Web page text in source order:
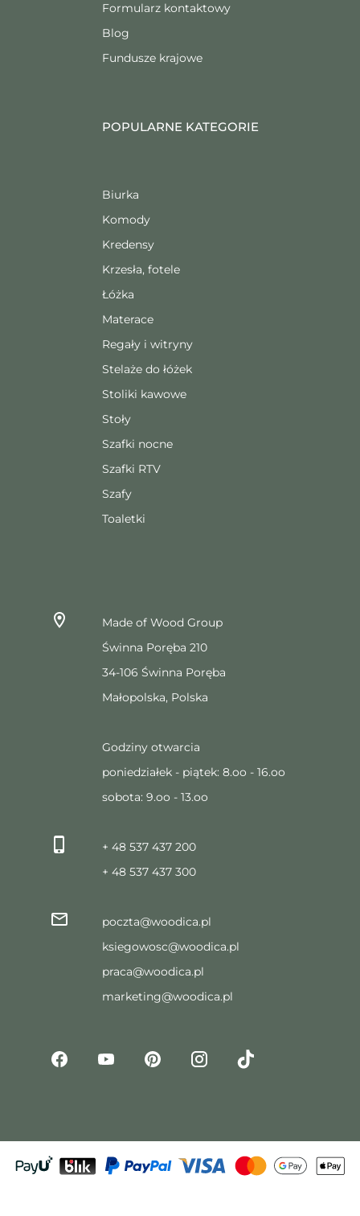
Formularz kontaktowy
Blog
Fundusze krajowe
POPULARNE KATEGORIE
Biurka
Komody
Kredensy
Krzesła, fotele
Łóżka
Materace
Regały i witryny
Stelaże do łóżek
Stoliki kawowe
Stoły
Szafki nocne
Szafki RTV
Szafy
Toaletki
Made of Wood Group
Świnna Poręba 210
34-106 Świnna Poręba
Małopolska, Polska
Godziny otwarcia
poniedziałek - piątek: 8.oo - 16.oo
sobota: 9.oo - 13.oo
+ 48 537 437 200
+ 48 537 437 300
poczta@woodica.pl
ksiegowosc@woodica.pl
praca@woodica.pl
marketing@woodica.pl